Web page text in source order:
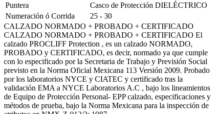
Puntera
Casco de Protección DIELÉCTRICO
Numeración ó Corrida
25 - 30
CALZADO NORMADO + PROBADO + CERTIFICADO
CALZADO NORMADO + PROBADO + CERTIFICADO El
calzado PROCLIFF Protection , es un calzado NORMADO,
PROBADO y CERTIFICADO, es decir, normado ya que cumple
con lo especificado por la Secretaria de Trabajo y Previsión Social
previsto en la Norma Oficial Mexicana 113 Versión 2009. Probado
por los laboratorios NYCE y CIATEC y certificado tras la
validación EMA a NYCE Laboratorios A.C , bajo los lineamientos
de Equipo de Protección Personal- EPP calzado, especificaciones y
métodos de prueba, bajo la Norma Mexicana para la inspección de